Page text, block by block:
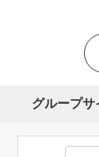
グループサ